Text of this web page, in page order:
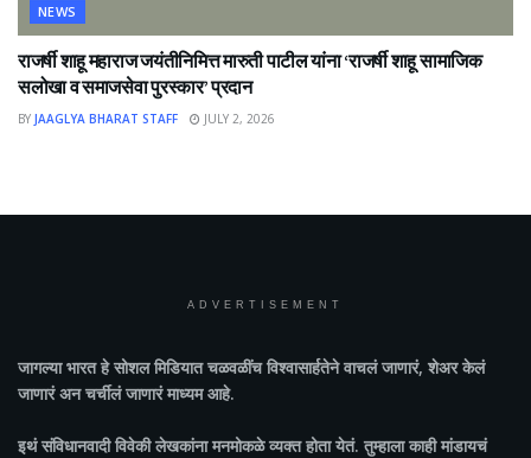
NEWS
राजर्षी शाहू महाराज जयंतीनिमित्त मारुती पाटील यांना ‘राजर्षी शाहू सामाजिक
सलोखा व समाजसेवा पुरस्कार’ प्रदान
BY JAAGLYA BHARAT STAFF JULY 2, 2026
ADVERTISEMENT
जागल्या भारतहे सोशल मिडियात चळवळींच विश्वासार्हतेने वाचलं जाणारं, शेअर केलं
जाणारं अन चर्चीलं जाणारं माध्यम आहे.
इथं संविधानवादी विवेकी लेखकांना मनमोकळे व्यक्त होता येतं. तुम्हाला काही मांडायचं